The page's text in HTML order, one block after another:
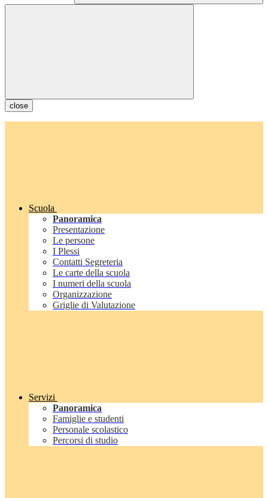
close
Scuola
Panoramica
Presentazione
Le persone
I Plessi
Contatti Segreteria
Le carte della scuola
I numeri della scuola
Organizzazione
Griglie di Valutazione
Servizi
Panoramica
Famiglie e studenti
Personale scolastico
Percorsi di studio